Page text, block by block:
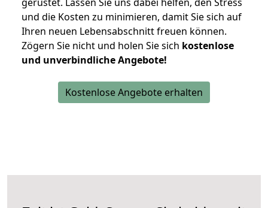
und die Kosten zu minimieren, damit Sie sich auf
Ihren neuen Lebensabschnitt freuen können.
Zögern Sie nicht und holen Sie sich kostenlose
und unverbindliche Angebote!
Kostenlose Angebote erhalten